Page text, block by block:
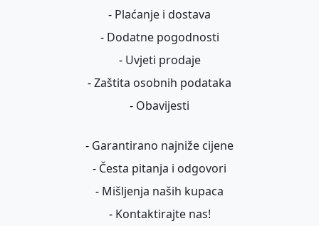
- Plaćanje i dostava
- Dodatne pogodnosti
- Uvjeti prodaje
-Zaštita osobnih podataka
- Obavijesti
- Garantirano najniže cijene
- Česta pitanja i odgovori
- Mišljenja naših kupaca
- Kontaktirajte nas!